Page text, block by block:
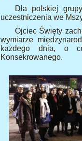
Dla polskiej
uczestniczenia we
Ojciec Święty
wymiarze
każdego dnia, o
Konsekrowanego.